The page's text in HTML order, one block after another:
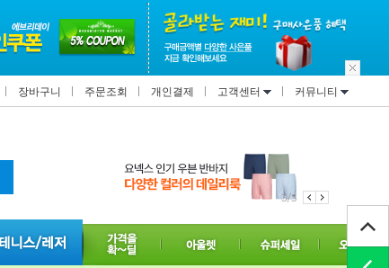
장바구니 주문조회 개인결제 고객센터 커뮤니티
1/3